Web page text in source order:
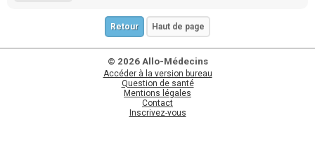
Retour Haut de page
© 2026 Allo-Médecins
Accéder à la version bureau
Question de santé
Mentions légales
Contact
Inscrivez-vous